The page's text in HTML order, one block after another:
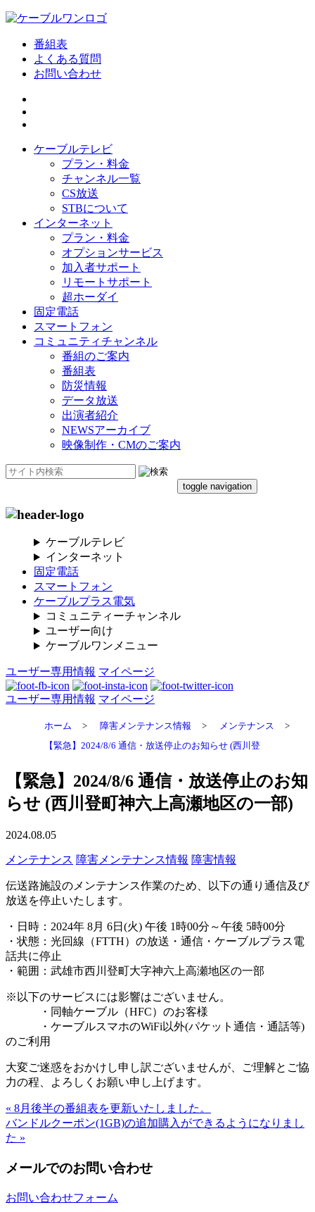
番組表
よくある質問
お問い合わせ
ケーブルテレビ
プラン・料金
チャンネル一覧
CS放送
STBについて
インターネット
プラン・料金
オプションサービス
加入者サポート
リモートサポート
超ホーダイ
固定電話
スマートフォン
コミュニティチャンネル
番組のご案内
番組表
防災情報
データ放送
出演者紹介
NEWSアーカイブ
映像制作・CMのご案内
toggle navigation
ケーブルテレビ
インターネット
固定電話
スマートフォン
ケーブルプラス電気
コミュニティーチャンネル
ユーザー向け
ケーブルワンメニュー
ユーザー専用情報 マイページ
ユーザー専用情報 マイページ
ホーム > 障害メンテナンス情報 > メンテナンス
>
【緊急】2024/8/6 通信・放送停止のお知らせ (西川登
【緊急】2024/8/6 通信・放送停止のお知
らせ (西川登町神六上高瀬地区の一部)
2024.08.05
メンテナンス 障害メンテナンス情報 障害情報
伝送路施設のメンテナンス作業のため、以下の通り通信及び
放送を停止いたします。
・日時：2024年 8月 6日(火) 午後 1時00分～午後 5時00分
・状態：光回線（FTTH）の放送・通信・ケーブルプラス電
話共に停止
・範囲：武雄市西川登町大字神六上高瀬地区の一部
※以下のサービスには影響はございません。
・同軸ケーブル（HFC）のお客様
・ケーブルスマホのWiFi以外(パケット通信・通話等)
のご利用
大変ご迷惑をおかけし申し訳ございませんが、ご理解とご協
力の程、よろしくお願い申し上げます。
« 8月後半の番組表を更新いたしました。
バンドルクーポン(1GB)の追加購入ができるようになりまし
た »
メールでのお問い合わせ
お問い合わせフォーム